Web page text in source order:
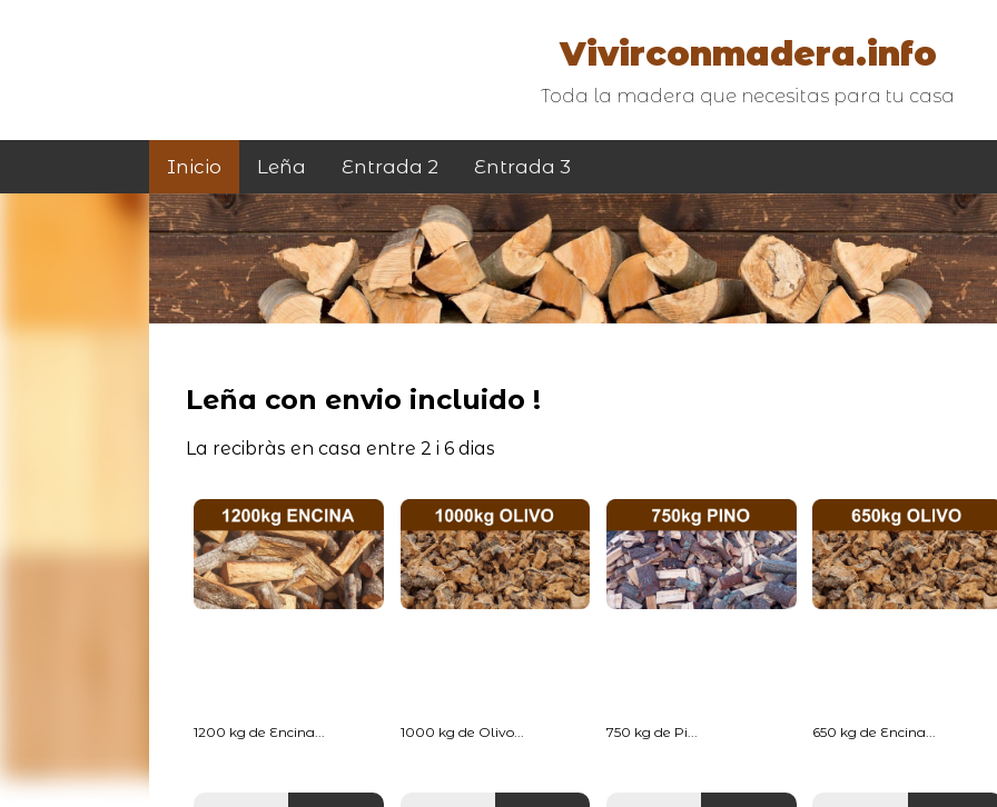
Vivirconmadera.info
Toda la madera que necesitas para tu casa
Inicio Leña Entrada 2 Entrada 3
Leña con envio incluido !
La recibràs en casa entre 2 i 6 dias
1200 kg de Encina... 1000 kg de Olivo... 750 kg de Pi... 650 kg de Encina...